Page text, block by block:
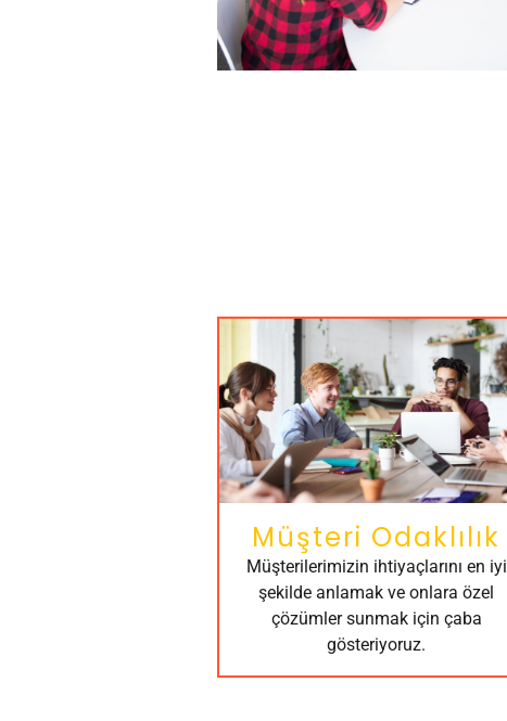
Müşteri Odaklılık
Müşterilerimizin ihtiyaçlarını en iyi
şekilde anlamak ve onlara özel
çözümler sunmak için çaba
gösteriyoruz.